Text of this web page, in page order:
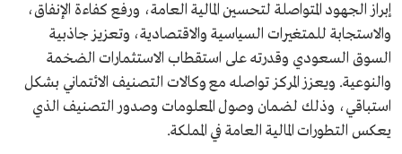
إبراز الجهود المتواصلة لتحسين المالية العامة، ورفع كفاءة الإنفاق،
والاستجابة للمتغيرات السياسية والاقتصادية، وتعزيز جاذبية
السوق السعودي وقدرته على استقطاب الاستثمارات الضخمة
والنوعية. ويعزز المركز تواصله مع وكالات التصنيف الائتماني بشكل
استباقي، وذلك لضمان وصول المعلومات وصدور التصنيف الذي
يعكس التطورات المالية العامة في المملكة.